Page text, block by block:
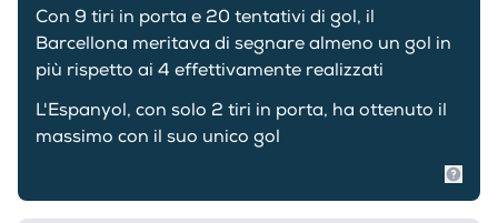
Con 9 tiri in porta e 20 tentativi di gol, il
Barcellona meritava di segnare almeno un gol in
più rispetto ai 4 effettivamente realizzati
L'Espanyol, con solo 2 tiri in porta, ha ottenuto il
massimo con il suo unico gol